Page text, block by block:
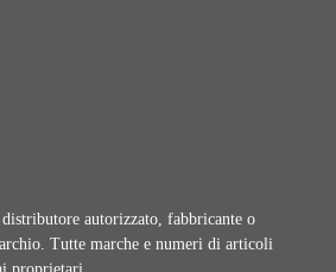
autorizzato, fabbricante o
Tutte marche e numeri di articoli